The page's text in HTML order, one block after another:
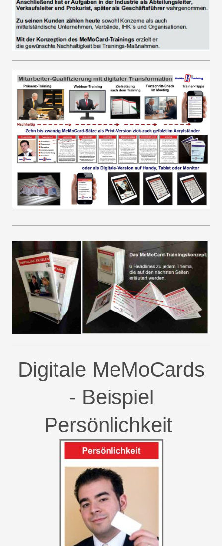
Digitale MeMoCards
- Beispiel
Persönlichkeit